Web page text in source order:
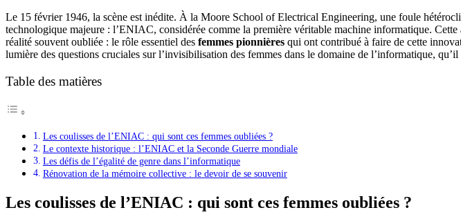
Le 15 février 1946, la scène est inédite. À la Moore School of Electrical Engineering, une foule
technologique majeure : l’ENIAC, considérée comme la première véritable machine informatique.
réalité souvent oubliée : le rôle essentiel des femmes pionnières qui ont contribué à faire de cette
lumière des questions cruciales sur l’invisibilisation des femmes dans le domaine de l’informatique,
Table des matières
Les coulisses de l’ENIAC : qui sont ces femmes oubliées ?
Le contexte historique : l’ENIAC et la Seconde Guerre mondiale
Les défis de l’égalité de genre dans l’informatique
Rénovation de la mémoire collective : le devoir de se souvenir
Les coulisses de l’ENIAC : qui sont ces femmes oubliées ?